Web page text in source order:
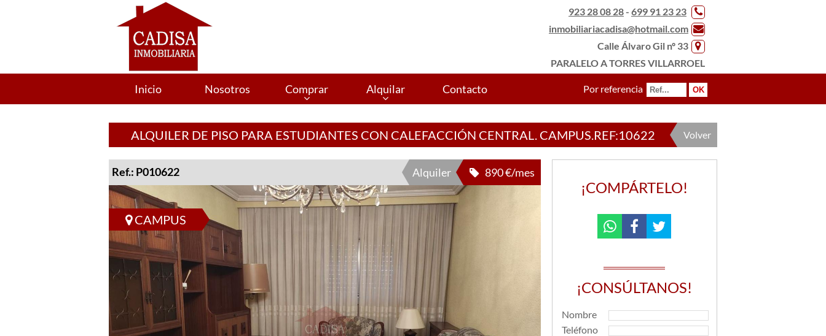
923 28 08 28- 699 91 23 23
inmobiliariacadisa@hotmail.com
Calle Álvaro Gil nº 33
PARALELO A TORRES VILLARROEL
Inicio Nosotros Comprar Alquilar Contacto Por referencia
ALQUILER DE PISO PARA ESTUDIANTES CON CALEFACCIÓN CENTRAL. CAMPUS.REF:10622 Volver
Ref.: P010622 Alquiler 890 €/mes
CAMPUS
¡COMPÁRTELO!
¡CONSÚLTANOS!
Nombre
Teléfono